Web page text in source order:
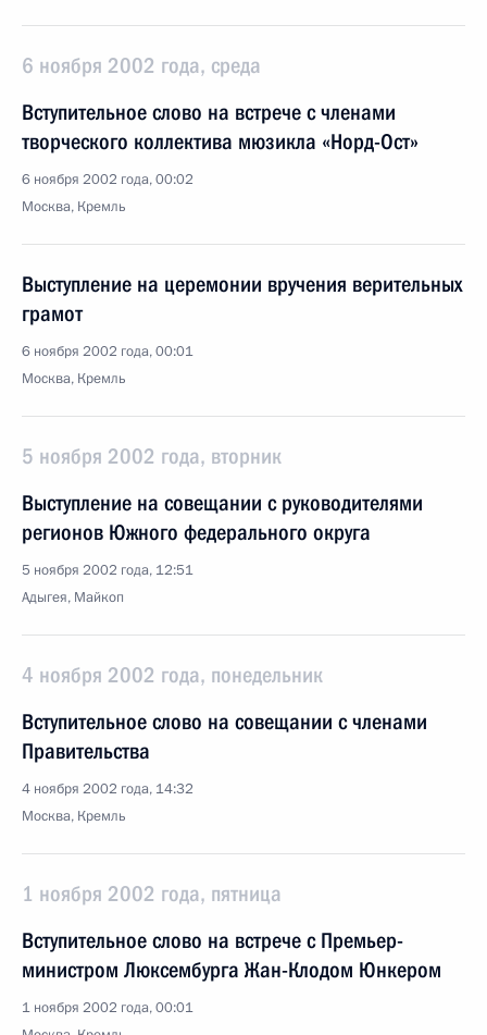
6 ноября 2002 года, среда
Вступительное слово на встрече с членами
творческого коллектива мюзикла «Норд-Ост»
6 ноября 2002 года, 00:02
Москва, Кремль
Выступление на церемонии вручения верительных
грамот
6 ноября 2002 года, 00:01
Москва, Кремль
5 ноября 2002 года, вторник
Выступление на совещании с руководителями
регионов Южного федерального округа
5 ноября 2002 года, 12:51
Адыгея, Майкоп
4 ноября 2002 года, понедельник
Вступительное слово на совещании с членами
Правительства
4 ноября 2002 года, 14:32
Москва, Кремль
1 ноября 2002 года, пятница
Вступительное слово на встрече с Премьер-
министром Люксембурга Жан-Клодом Юнкером
1 ноября 2002 года, 00:01